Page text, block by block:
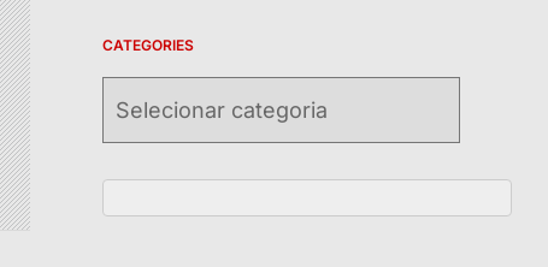
CATEGORIES